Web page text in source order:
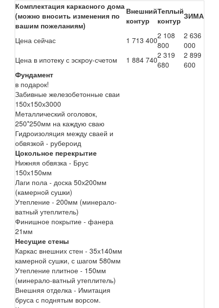
Комплектация каркасного дома
(можно вносить изменения по
вашим пожеланиям)
Внешний
контур
Теплый
контур ЗИМА
Цена сейчас 1 713 4002 108
800
2 636
000
Цена в ипотеку с эскроу-счетом
1 884 7402 319
680
2 899
600
Фундамент
в подарок!
Забивные железобетонные сваи
150х150х3000
Металлический оголовок,
250*250мм на каждую сваю
Гидроизоляция между сваей и
обвязкой - рубероид
Цокольное перекрытие
Нижняя обвязка - Брус
150х150мм
Лаги пола - доска 50х200мм
(камерной сушки)
Утепление - 200мм (минерало-
ватный утеплитель)
Финишное покрытие - фанера
21мм
Несущие стены
Каркас внешних стен - 35х140мм
камерной сушки, с шагом 580мм
Утепление плитное - 150мм
(минерало-ватный утеплитель)
Внешняя отделка - Имитация
бруса с поднятым ворсом.